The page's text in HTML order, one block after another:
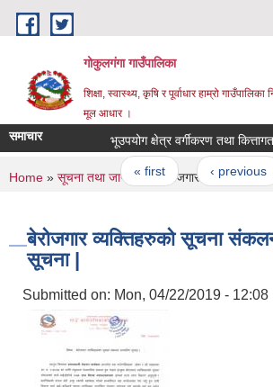
Skip to main content
गोकुलगंगा गाउँपालिका
शिक्षा, स्वास्थ्य, कृषि र पूर्वाधार हाम्रो गाउँपालिका
मूल आधार ।
समाचार भूउपयोग क्षेत्र वर्गीकरण तथा
Pages
« first ‹ previous
You are here
Home » सूचना तथा जानकारी» बेरोजगार व्यक्तिहरुको
बेरोजगार व्यक्तिहरुको सूचना
सूचना |
Submitted on: Mon, 04/22/2019 - 12:08